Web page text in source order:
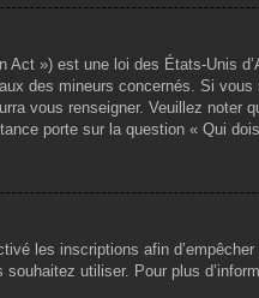
Act ») est une loi des États-Unis
des mineurs concernés. Si
vous renseigner. Veuillez
porte sur la question « Qui
les inscriptions afin
souhaitez utiliser. Pour plus